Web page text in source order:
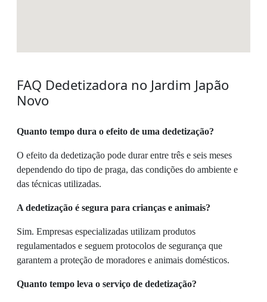
FAQ Dedetizadora no Jardim Japão
Novo
Quanto tempo dura o efeito de uma dedetização?
O efeito da dedetização pode durar entre três e seis meses
dependendo do tipo de praga, das condições do ambiente e
das técnicas utilizadas.
A dedetização é segura para crianças e animais?
Sim. Empresas especializadas utilizam produtos
regulamentados e seguem protocolos de segurança que
garantem a proteção de moradores e animais domésticos.
Quanto tempo leva o serviço de dedetização?